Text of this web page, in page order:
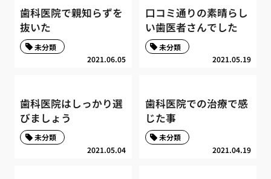
歯科医院で親知らずを
抜いた
2021.06.05
未分類
口コミ通りの素晴らし
い歯医者さんでした
2021.05.19
未分類
歯科医院はしっかり選
びましょう
2021.05.04
未分類
歯科医院での治療で感
じた事
2021.04.19
未分類